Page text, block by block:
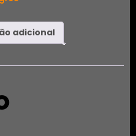
adicional